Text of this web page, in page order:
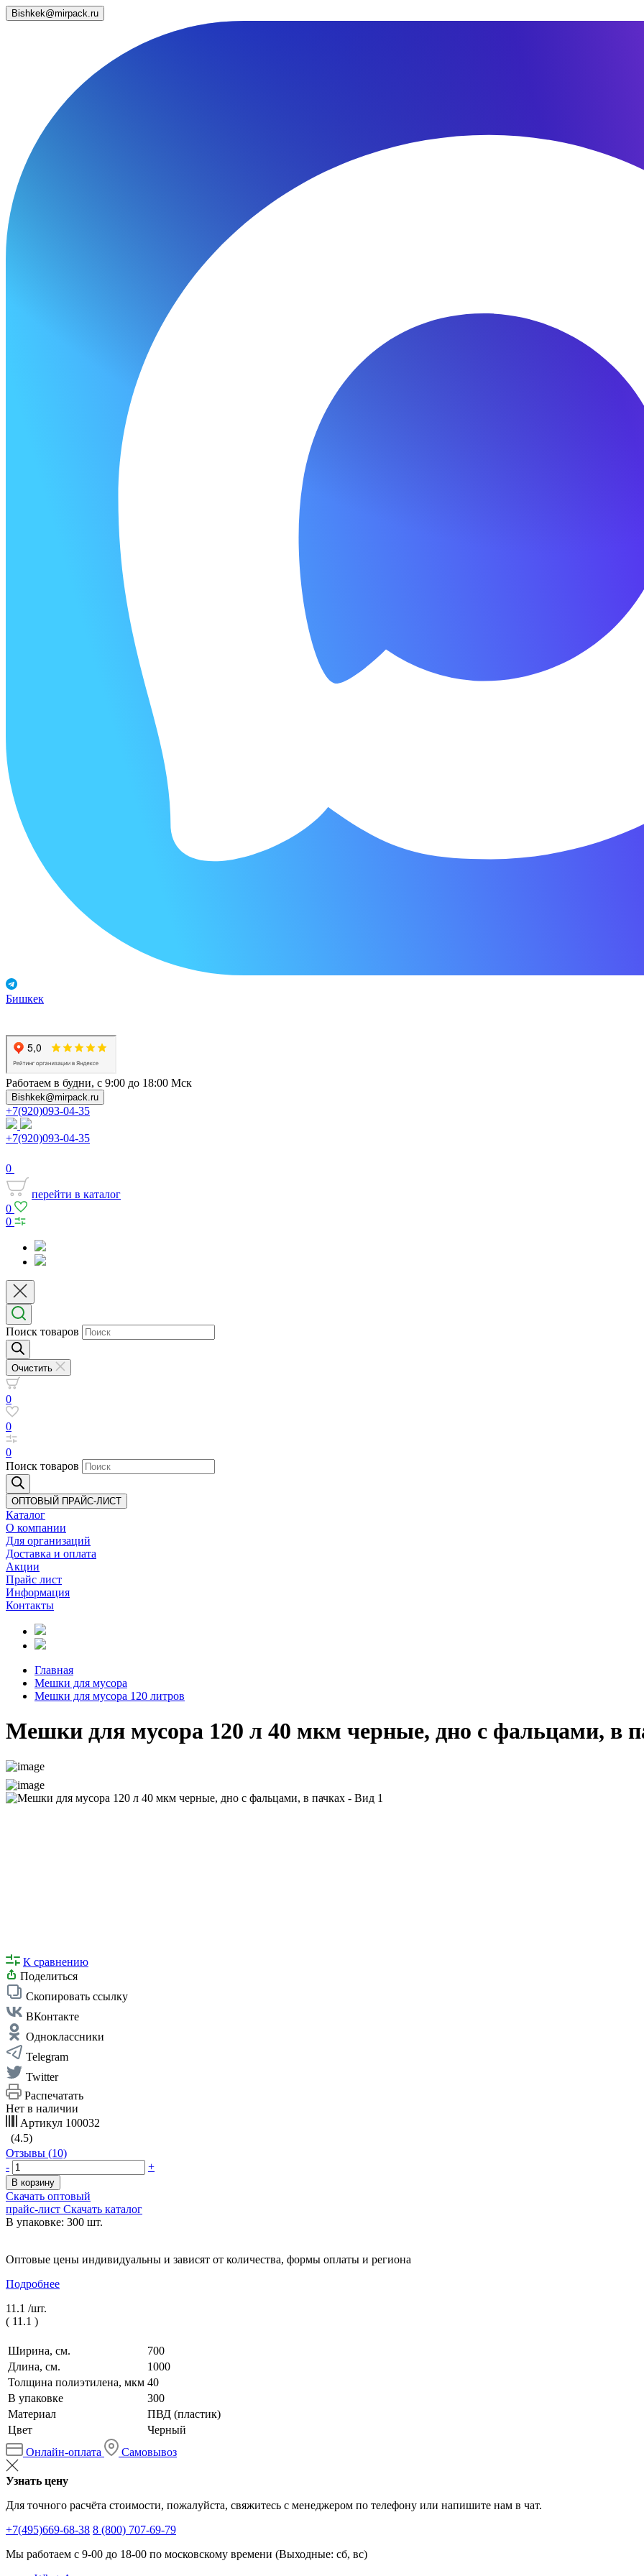
Bishkek@mirpack.ru
Бишкек
Работаем в будни, с 9:00 до 18:00 Мск
Bishkek@mirpack.ru
+7(920)093-04-35
+7(920)093-04-35
0
перейти в каталог
0
0
Поиск товаров
Очистить
0
0
0
Поиск товаров
ОПТОВЫЙ ПРАЙС-ЛИСТ
Каталог
О компании
Для организаций
Доставка и оплата
Акции
Прайс лист
Информация
Контакты
Главная
Мешки для мусора
Мешки для мусора 120 литров
Мешки для мусора 120 л 40 мкм черные, дно с фальцами, в
К сравнению
Поделиться
Скопировать ссылку
ВКонтакте
Одноклассники
Telegram
Twitter
Распечатать
Нет в наличии
Артикул 100032
(4.5)
Отзывы (10)
-
+
В корзину
Скачать оптовый
прайс-лист Скачать каталог
В упаковке: 300 шт.
Оптовые цены индивидуальны и зависят от количества, формы оплаты и региона
Подробнее
11.1 /шт.
( 11.1 )
Ширина, см.
700
Длина, см.
1000
Толщина полиэтилена, мкм 40
В упаковке
300
Материал
ПВД (пластик)
Цвет
Черный
Онлайн-оплата
Самовывоз
Узнать цену
Для точного расчёта стоимости, пожалуйста, свяжитесь с менеджером по телефону или напишите нам в чат.
+7(495)669-68-38 8 (800) 707-69-79
Мы работаем с 9-00 до 18-00 по московскому времени (Выходные: сб, вс)